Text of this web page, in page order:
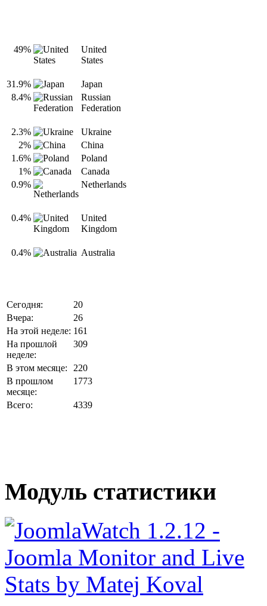
49%
United
States
31.9%
Japan
8.4%
Russian
Federation
2.3%
Ukraine
2%
China
1.6%
Poland
1%
Canada
0.9%
Netherlands
0.4%
United
Kingdom
0.4% Australia
Сегодня:
20
Вчера:
26
На этой неделе: 161
На прошлой
неделе:
309
В этом месяце:
220
В прошлом
месяце:
1773
Всего: 4339
Модуль статистики